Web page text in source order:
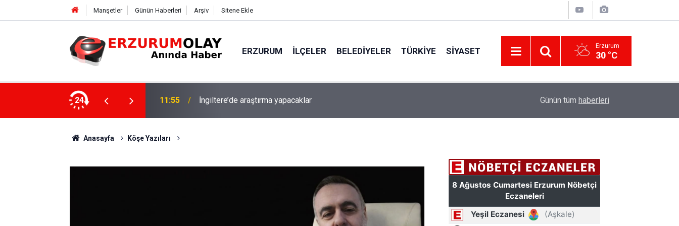
Manşetler Günün Haberleri Arşiv Sitene Ekle
ERZURUM İLÇELER BELEDIYELER TÜRKIYE SIYASET Erzurum
30 °C
24 11:52 Çay sohbeti iddiaya dönüştü Türkiye'de bir ilki yapıyor: Kilim üzerine
Günün tüm haberleri
Anasayfa Köşe Yazıları